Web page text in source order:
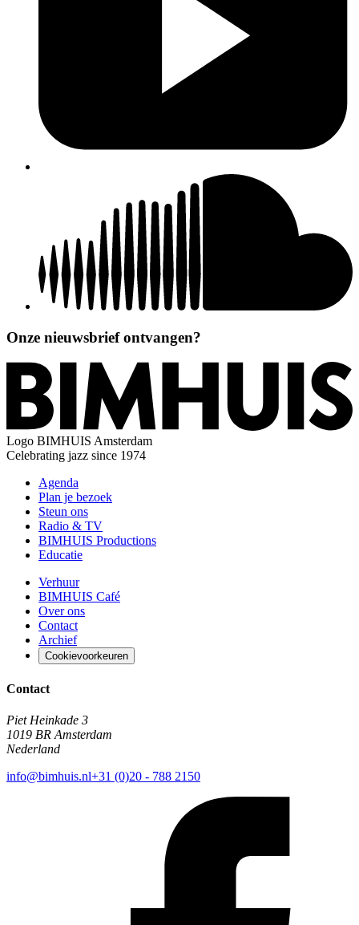
Onze nieuwsbrief ontvangen?
Logo BIMHUIS Amsterdam
Celebrating jazz since 1974
Agenda
Plan je bezoek
Steun ons
Radio & TV
BIMHUIS Productions
Educatie
Verhuur
BIMHUIS Café
Over ons
Contact
Archief
Cookievoorkeuren
Contact
Piet Heinkade 3
1019 BR Amsterdam
Nederland
info@bimhuis.nl+31 (0)20 - 788 2150